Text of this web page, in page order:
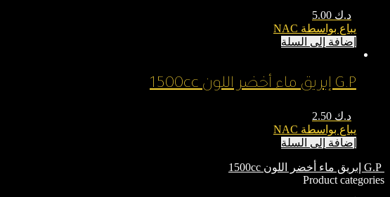
د.ك
يباع بواسطة NAC
إضافة إلى السلة
G.P إبريق ماء أخضر اللون 1500cc
د.ك
يباع بواسطة NAC
إضافة إلى السلة
G.P إبريق ماء أخضر اللون 1500cc
Product categories